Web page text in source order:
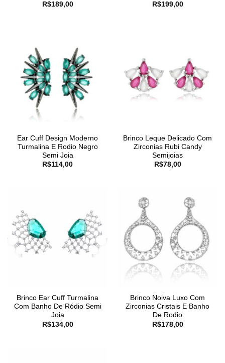
R$189,00
R$199,00
Ear Cuff Design Moderno
Turmalina E Rodio Negro
Semi Joia
R$114,00
Brinco Leque Delicado Com
Zirconias Rubi Candy
Semijoias
R$78,00
Brinco Ear Cuff Turmalina
Com Banho De Ródio Semi
Joia
R$134,00
Brinco Noiva Luxo Com
Zirconias Cristais E Banho
De Rodio
R$178,00